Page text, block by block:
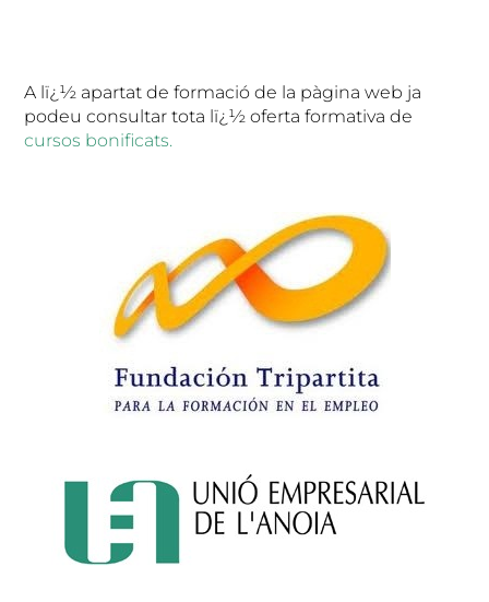
A lï¿½ apartat de formació de la pàgina web ja
podeu consultar tota lï¿½ oferta formativa de
cursos bonificats.